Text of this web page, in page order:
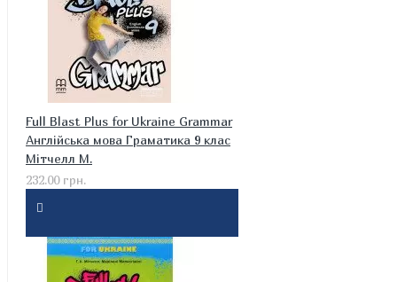
Full Blast Plus for Ukraine Grammar
Англійська мова Граматика 9 клас
Мітчелл М.
232.00 грн.